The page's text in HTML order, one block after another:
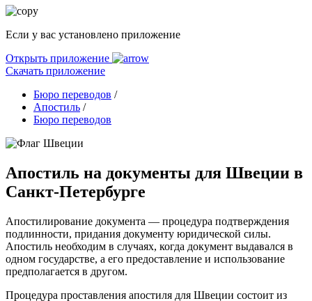
Если у вас установлено приложение
Открыть приложение
Скачать приложение
Бюро переводов /
Апостиль /
Бюро переводов
Апостиль на документы для Швеции в
Санкт-Петербурге
Апостилирование документа — процедура подтверждения
подлинности, придания документу юридической силы.
Апостиль необходим в случаях, когда документ выдавался в
одном государстве, а его предоставление и использование
предполагается в другом.
Процедура проставления апостиля для Швеции состоит из